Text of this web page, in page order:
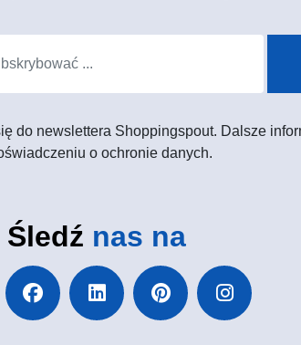
do newslettera Shoppingspout. Dalsze
o ochronie danych.
Śledź nas na